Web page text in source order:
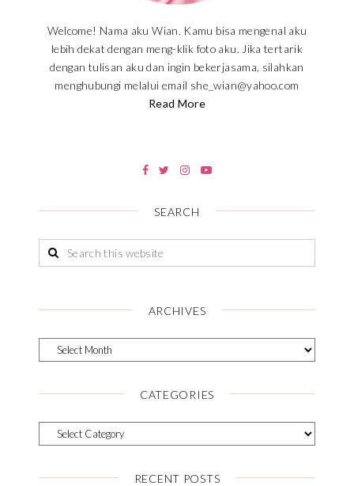
Welcome! Nama aku Wian. Kamu bisa mengenal aku
lebih dekat dengan meng-klik foto aku. Jika tertarik
dengan tulisan aku dan ingin bekerjasama, silahkan
menghubungi melalui email she_wian@yahoo.com
Read More
SEARCH
ARCHIVES
CATEGORIES
RECENT POSTS